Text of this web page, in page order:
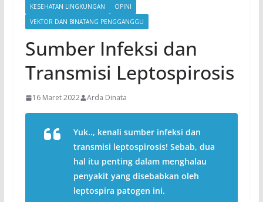
KESEHATAN LINGKUNGAN
OPINI
VEKTOR DAN BINATANG PENGGANGGU
Sumber Infeksi dan
Transmisi Leptospirosis
16 Maret 2022 Arda Dinata
Yuk.., kenali sumber infeksi dan
transmisi leptospirosis! Sebab, dua
hal itu penting dalam menghalau
penyakit yang disebabkan oleh
leptospira patogen ini.